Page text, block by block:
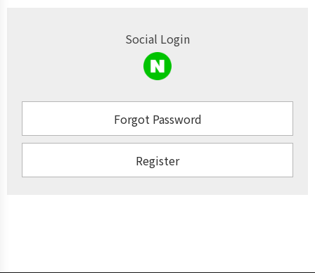
Social Login
Forgot Password
Register